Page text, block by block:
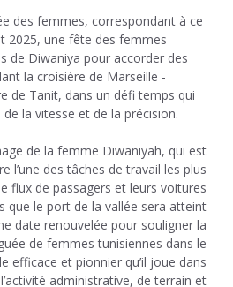
des femmes, correspondant à ce
2025, une fête des femmes
de Diwaniya pour accorder des
la croisière de Marseille -
de Tanit, dans un défi temps qui
de la vitesse et de la précision.
de la femme Diwaniyah, qui est
l’une des tâches de travail les plus
flux de passagers et leurs voitures
que le port de la vallée sera atteint.
date renouvelée pour souligner la
de femmes tunisiennes dans le
efficace et pionnier qu’il joue dans
administrative, de terrain et